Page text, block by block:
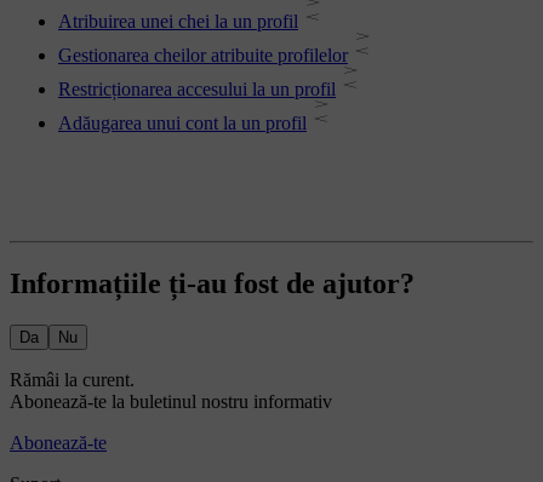
Atribuirea unei chei la un profil
Gestionarea cheilor atribuite profilelor
Restricționarea accesului la un profil
Adăugarea unui cont la un profil
Informațiile ți-au fost de ajutor?
Da Nu